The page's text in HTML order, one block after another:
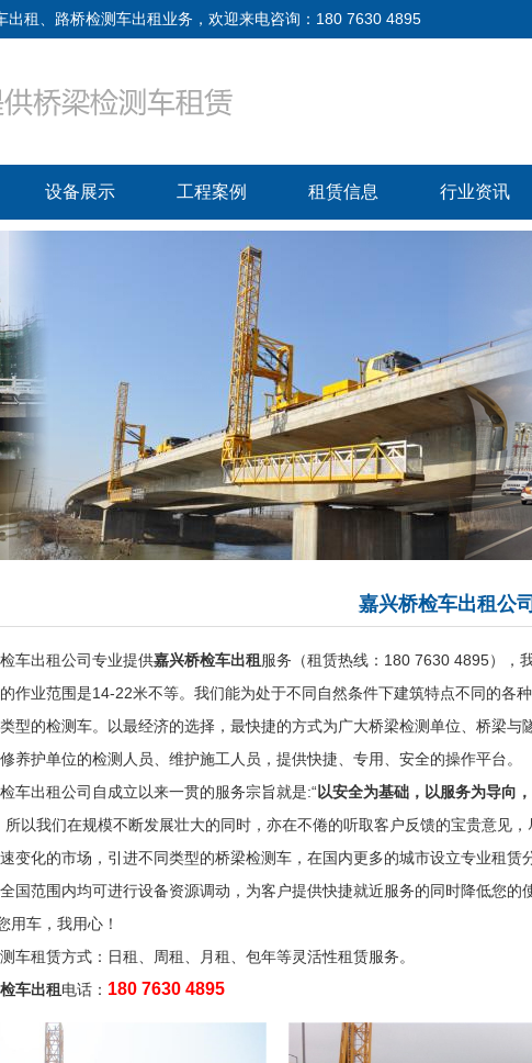
租、路桥检测车出租业务，欢迎来电咨询：180 7630 4895
设备展示 工程案例 租赁信息 行业资讯
嘉兴桥检车出租公司
车出租公司专业提供嘉兴桥检车出租服务（租赁热线：180 7630 4895），
作业范围是14-22米不等。我们能为处于不同自然条件下建筑特点不同的各
型的检测车。以最经济的选择，最快捷的方式为广大桥梁检测单位、桥梁与
养护单位的检测人员、维护施工人员，提供快捷、专用、安全的操作平台。
车出租公司 自成立以来一贯的服务宗旨就是:“ 以安全为基础，以服务为导向
所以我们在规模不断发展壮大的同时，亦在不倦的听取客户反馈的宝贵意见，
变化的市场，引进不同类型的桥梁检测车，在国内更多的城市设立专业租赁
国范围内均可进行设备资源调动，为客户提供快捷就近服务的同时降低您的
用车，我用心！
车租赁方式：日租、周租、月租、包年等灵活性租赁服务。
车出租电话： 180 7630 4895